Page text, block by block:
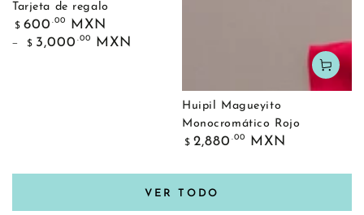
Tarjeta de regalo
Precio
regular
$ 600 .00 MXN
$ 3,000 .00 MXN
Huipil Magueyito
Monocromático Rojo
Precio
$ 2,880 .00 MXN
VER TODO